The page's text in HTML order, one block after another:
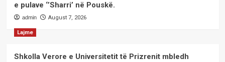
e pulave ‘’Sharri’ në Pouskë.
admin August 7, 2026
Lajme
Shkolla Verore e Universitetit të Prizrenit mbledh